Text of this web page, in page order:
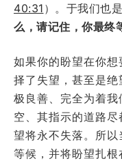
40:31 ）。于我们也
么，请记住，你最终
如果你的盼望在你
择了失望，甚至是
极良善、完全为着
空、其指示的道路
望将永不失落。所
等候，并将盼望扎